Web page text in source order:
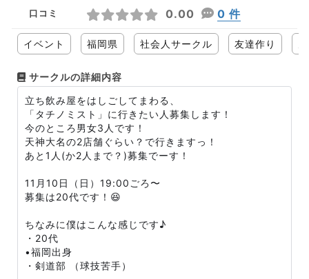
口コミ 0.00 0 件
イベント 福岡県 社会人サークル 友達作り
サークルの詳細内容
立ち飲み屋をはしごしてまわる、
「タチノミスト」に行きたい人募集します！
今のところ男女3人です！
天神大名の2店舗ぐらい？で行きますっ！
あと1人(か2人まで？)募集でーす！
11月10日（日）19:00ごろ〜
募集は20代です！😆
ちなみに僕はこんな感じです♪
・20代
•福岡出身
・剣道部 （球技苦手）